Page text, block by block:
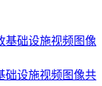
础设施视频图像共